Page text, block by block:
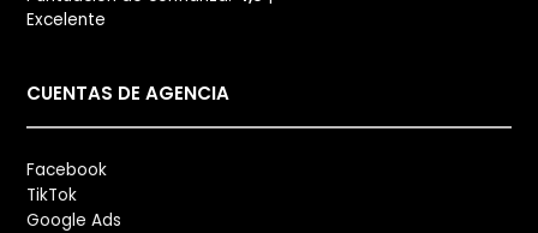
Excelente
CUENTAS DE AGENCIA
Facebook
TikTok
Google Ads